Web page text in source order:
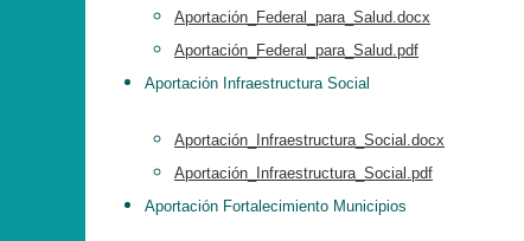
Aportación_Federal_para_Salud.docx
Aportación_Federal_para_Salud.pdf
Aportación Infraestructura Social
Aportación_Infraestructura_Social.docx
Aportación_Infraestructura_Social.pdf
Aportación Fortalecimiento Municipios